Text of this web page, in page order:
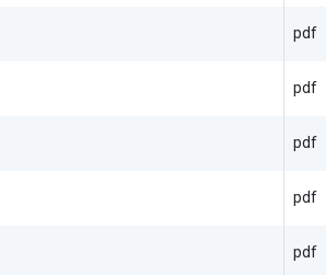
pdf
pdf
pdf
pdf
pdf